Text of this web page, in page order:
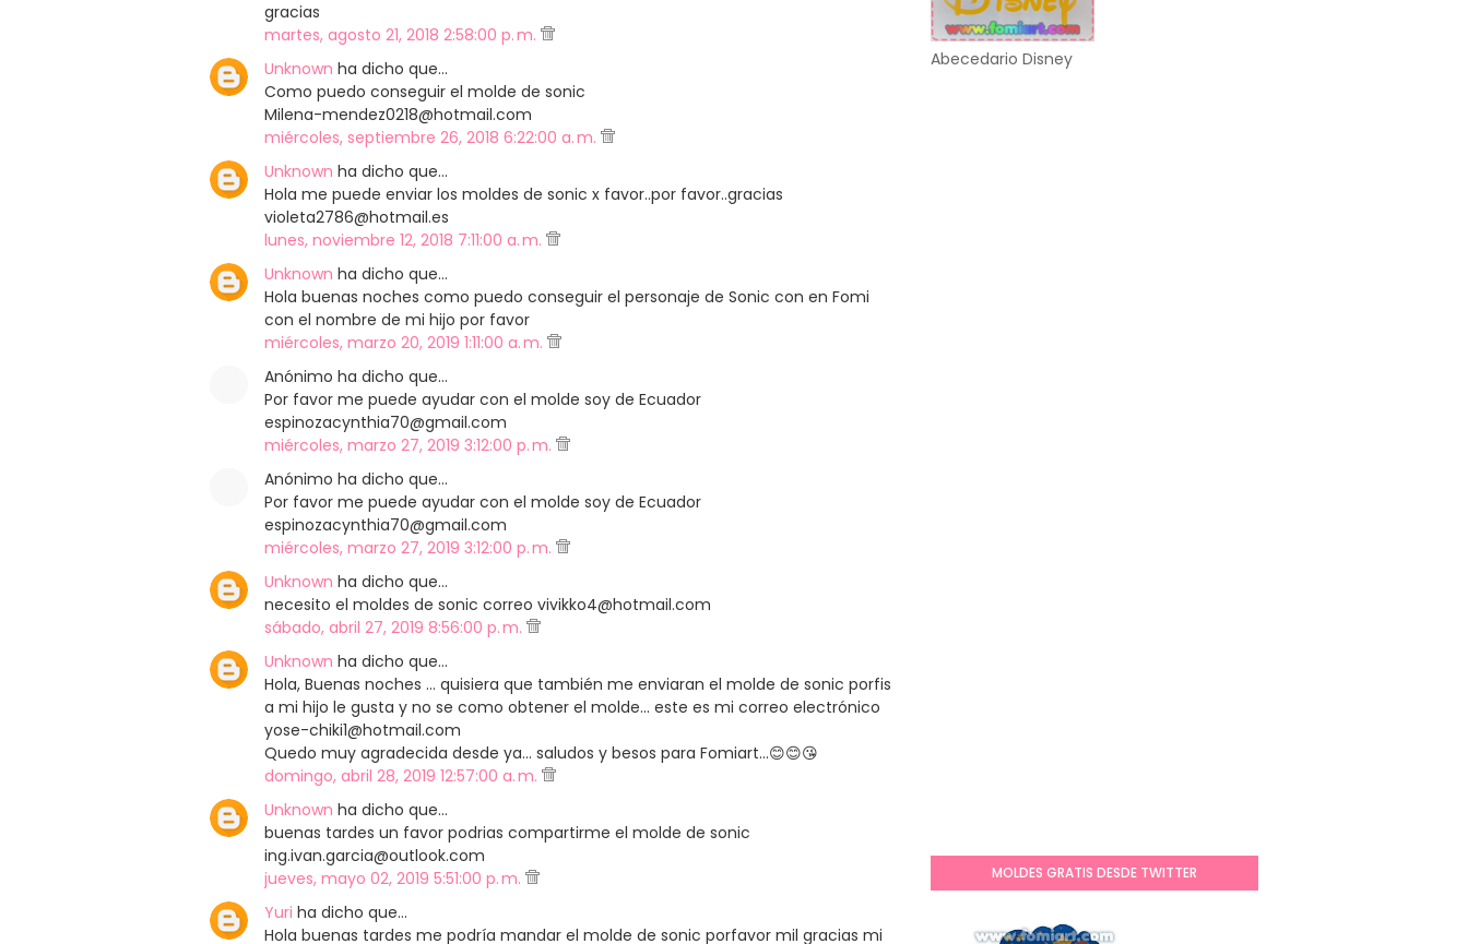
gracias
martes, agosto 21, 2018 2:58:00 p. m.
Unknown ha dicho que…
Como puedo conseguir el molde de sonic
Milena-mendez0218@hotmail.com
miércoles, septiembre 26, 2018 6:22:00 a. m.
Unknown ha dicho que…
Hola me puede enviar los moldes de sonic x favor..por favor..gracias
violeta2786@hotmail.es
lunes, noviembre 12, 2018 7:11:00 a. m.
Unknown ha dicho que…
Hola buenas noches como puedo conseguir el personaje de Sonic con en Fomi
con el nombre de mi hijo por favor
miércoles, marzo 20, 2019 1:11:00 a. m.
Anónimo ha dicho que…
Por favor me puede ayudar con el molde soy de Ecuador
espinozacynthia70@gmail.com
miércoles, marzo 27, 2019 3:12:00 p. m.
Anónimo ha dicho que…
Por favor me puede ayudar con el molde soy de Ecuador
espinozacynthia70@gmail.com
miércoles, marzo 27, 2019 3:12:00 p. m.
Unknown ha dicho que…
necesito el moldes de sonic correo vivikko4@hotmail.com
sábado, abril 27, 2019 8:56:00 p. m.
Unknown ha dicho que…
Hola, Buenas noches ... quisiera que también me enviaran el molde de sonic porfis
a mi hijo le gusta y no se como obtener el molde... este es mi correo electrónico
yose-chiki1@hotmail.com
Quedo muy agradecida desde ya... saludos y besos para Fomiart...😊😊😘
domingo, abril 28, 2019 12:57:00 a. m.
Unknown ha dicho que…
buenas tardes un favor podrias compartirme el molde de sonic
ing.ivan.garcia@outlook.com
jueves, mayo 02, 2019 5:51:00 p. m.
Yuri ha dicho que…
Hola buenas tardes me podría mandar el molde de sonic porfavor mil gracias mi
Abecedario Disney
MOLDES GRATIS DESDE TWITTER